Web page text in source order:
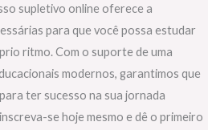
supletivo online oferece a
para que você possa estudar
ritmo. Com o suporte de uma
modernos, garantimos que
ter sucesso na sua jornada
se hoje mesmo e dê o primeiro